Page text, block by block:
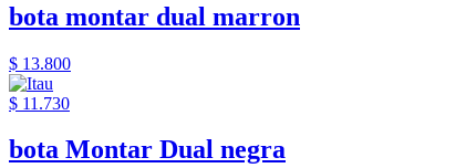
bota montar dual marron
$ 13.800
$ 11.730
bota Montar Dual negra